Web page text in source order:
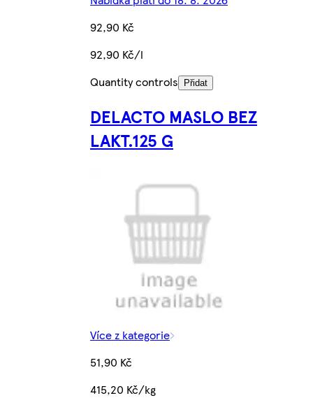
92,90 Kč
92,90 Kč/l
Quantity controls
Přidat
DELACTO MASLO BEZ
LAKT.125 G
Více z kategorie
51,90 Kč
415,20 Kč/kg